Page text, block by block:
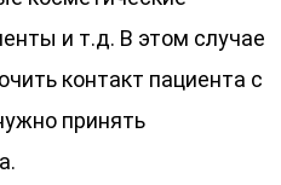
и т.д. В этом случае
контакт пациента с
принять